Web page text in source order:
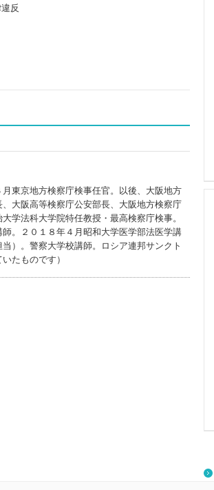
反
東京地方検察庁検事任官。以後、大阪地方
大阪高等検察庁公安部長、大阪地方検察庁
学法科大学院特任教授・最高検察庁検事。
。２０１８年４月昭和大学医学部法医学講
）。警察大学校講師。ロシア連邦サンクト
たものです）